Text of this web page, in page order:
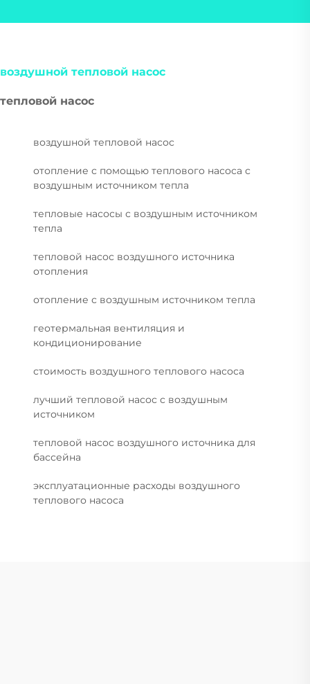
воздушной тепловой насос
тепловой насос
воздушной тепловой насос
отопление с помощью теплового насоса с
воздушным источником тепла
тепловые насосы с воздушным источником
тепла
тепловой насос воздушного источника
отопления
отопление с воздушным источником тепла
геотермальная вентиляция и
кондиционирование
стоимость воздушного теплового насоса
лучший тепловой насос с воздушным
источником
тепловой насос воздушного источника для
бассейна
эксплуатационные расходы воздушного
теплового насоса